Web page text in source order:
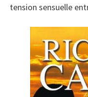
tension sensuelle